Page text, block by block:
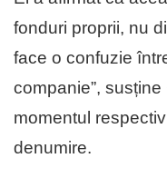
fonduri proprii, nu
face o confuzie
companie”,
momentul
denumire.